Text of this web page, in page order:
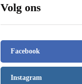
Volg ons
Facebook
Instagram